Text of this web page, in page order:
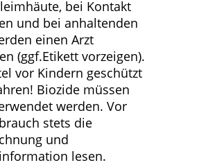
bei Kontakt
und bei anhaltenden
einen Arzt
(ggf.Etikett vorzeigen).
vor Kindern geschützt
Biozide müssen
werden. Vor
stets die
und
lesen.